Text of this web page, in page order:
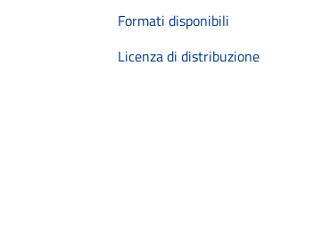
Formati disponibili
Licenza di distribuzione